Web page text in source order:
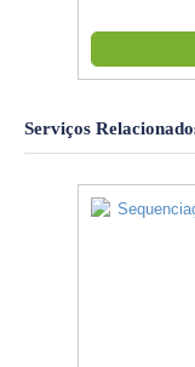
Serviços